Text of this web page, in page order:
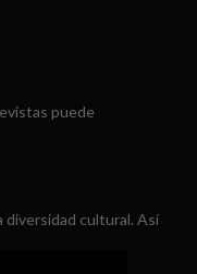
puede
diversidad cultural. Así